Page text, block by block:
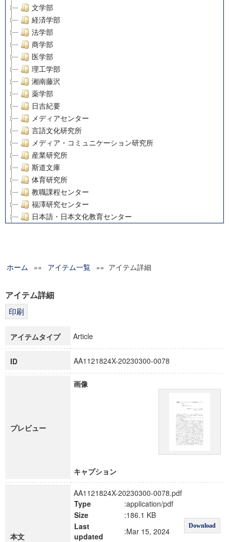
文学部
経済学部
法学部
商学部
医学部
理工学部
湘南藤沢
薬学部
日吉紀要
メディアセンター
言語文化研究所
メディア・コミュニケーション研究所
産業研究所
斯道文庫
体育研究所
教職課程センター
福澤研究センター
日本語・日本文化教育センター
グローバルリサーチインスティテュート
科学研究費補助金研究成果報告書
博士課程教育リーディングプログラム「超成熟社会発展のサ
ホーム »» アイテム一覧 »» アイテム詳細
アイテム詳細
アイテムタイプ Article
ID AA1121824X-20230300-0078
プレビュー
画像
キャプション
本文
AA1121824X-20230300-0078.pdf
Type
:application/pdf
Download
Size
:186.1 KB
Last
updated
:Mar 15, 2024